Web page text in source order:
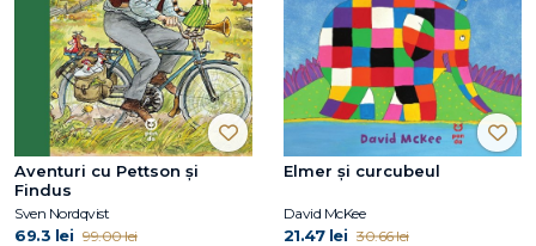
Aventuri cu Pettson și
Findus
Sven Nordqvist
69.3 lei 99.00 lei
Elmer și curcubeul
David McKee
21.47 lei 30.66 lei